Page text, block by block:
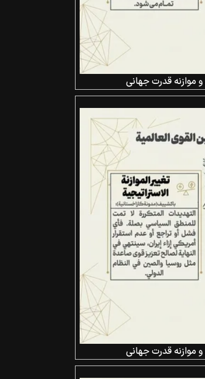
موازنه قدرت جهانی
موازنه قدرت جهانی